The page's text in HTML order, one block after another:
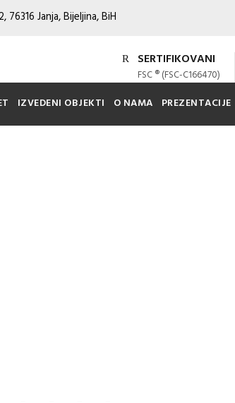
76316 Janja, Bijeljina, BiH
SERTIFIKOVANI
FSC ® (FSC-C166470)
IZVEDENI OBJEKTI O NAMA PREZENTACIJE